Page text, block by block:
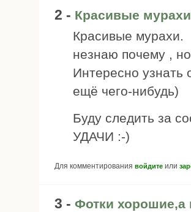
2 - Красивые
Красивые мурахи.
незнаю почему ,
Интересно узнать
ещё чего-нибудь)
Буду следить за
УДАЧИ :-)
Для комментирования войдите или
3 - Фотки хорошие,а